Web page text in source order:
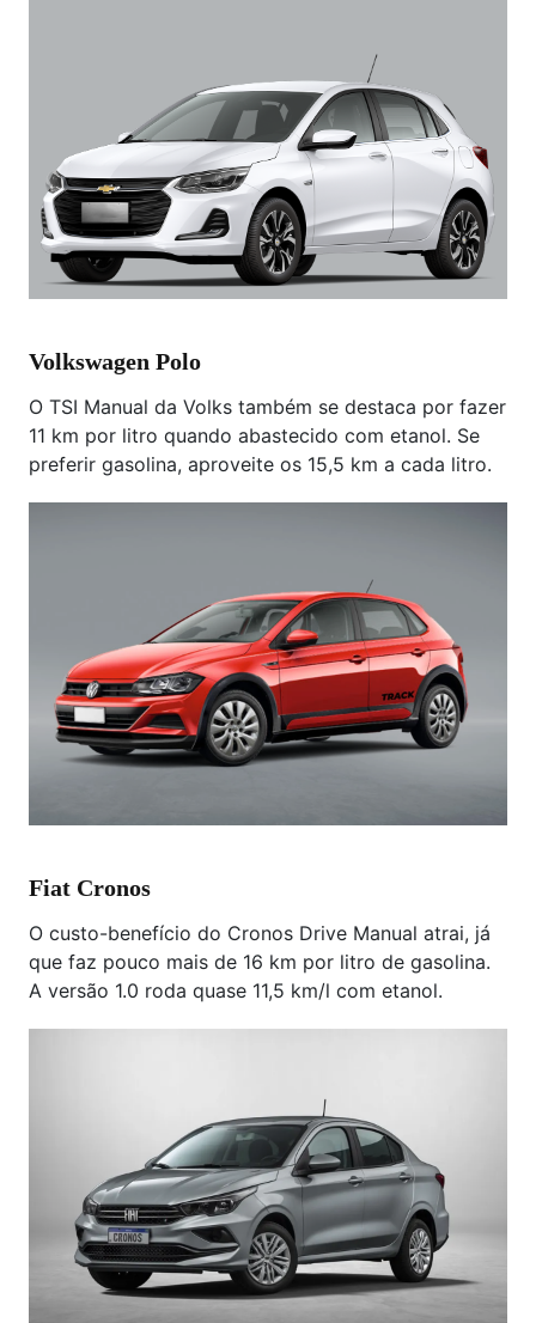
Volkswagen Polo
O TSI Manual da Volks também se destaca por fazer
11 km por litro quando abastecido com etanol. Se
preferir gasolina, aproveite os 15,5 km a cada litro.
Fiat Cronos
O custo-benefício do Cronos Drive Manual atrai, já
que faz pouco mais de 16 km por litro de gasolina.
A versão 1.0 roda quase 11,5 km/l com etanol.